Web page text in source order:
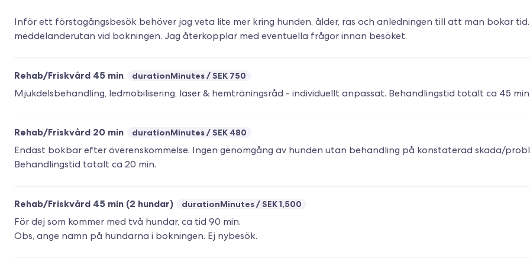
Inför ett förstagångsbesök behöver jag veta lite mer kring hunden, ålder, ras och anledningen till att man bokar
meddelanderutan vid bokningen. Jag återkopplar med eventuella frågor innan besöket.
Rehab/Friskvård 45 min durationMinutes SEK 750
Rehab/Friskvård 20 min durationMinutes SEK 480
Endast bokbar efter överenskommelse. Ingen genomgång av hunden utan behandling på konstaterad skada/
Rehab/Friskvård 45 min (2 hundar) durationMinutes SEK 1,500
För dej som kommer med två hundar, ca tid 90 min.